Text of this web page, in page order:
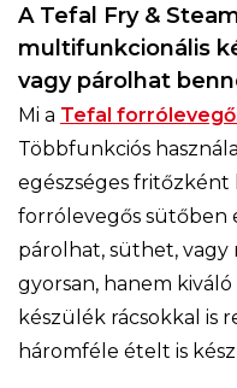
A Tefal Fry &
multifunkcionális
vagy párolhat
Mi a Tefal
Többfunkciós
egészséges fritőzként
forrólevegős sütőben
párolhat, süthet,
gyorsan, hanem kiváló
készülék rácsokkal is
háromféle ételt is